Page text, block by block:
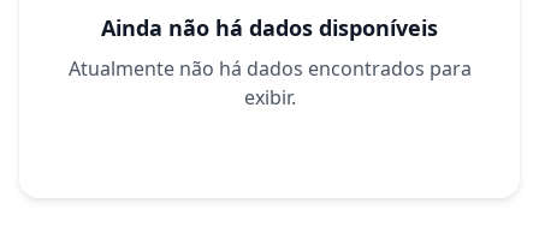
Ainda não há dados disponíveis
Atualmente não há dados encontrados para
exibir.